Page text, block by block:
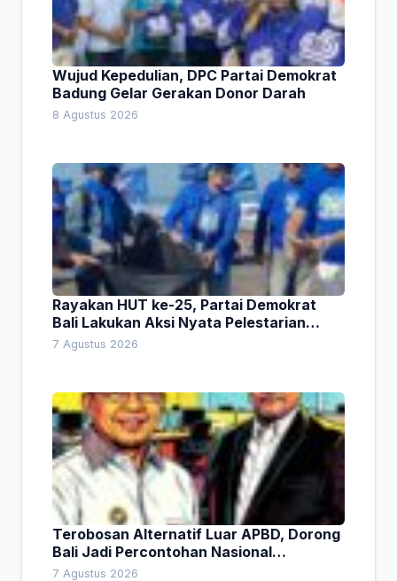
Wujud Kepedulian, DPC Partai Demokrat
Badung Gelar Gerakan Donor Darah
8 Agustus 2026
Rayakan HUT ke-25, Partai Demokrat
Bali Lakukan Aksi Nyata Pelestarian
Lingkungan
7 Agustus 2026
Terobosan Alternatif Luar APBD, Dorong
Bali Jadi Percontohan Nasional
Pembiayaan Daerah
7 Agustus 2026